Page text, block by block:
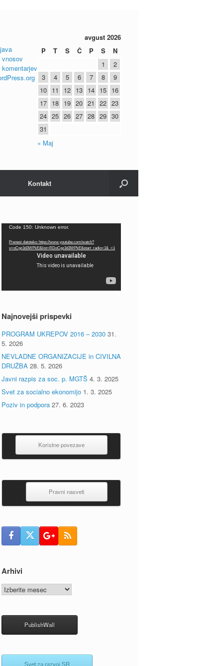
vnosov
komentarjev
avgust 2026
P
T S Č P S
N
1
2
3
4 5 6 7 8
9
10 11 12 13 14 15 16
17 18 19 20 21 22 23
24 25 26 27 28 29 30
31
« Maj
Kontakt
Predvajalnik
Code 150: Unknown error.
Prenesi datoteko: https://www.youtube.com/watch?
v=oCgz3d3WPkE&list=RDoCgz3d3WPkE&start_radio=1&_=1
Najnovejši prispevki
PROGRAM UKREPOV 2016 – 2030 31.
5. 2026
NEVLADNE ORGANIZACIJE in CIVILNA
DRUŽBA 28. 5. 2026
Javni razpis za soc. p. MGTŠ 4. 3. 2025
Svet za socialno ekonomijo 1. 3. 2025
Poziv in podpora 27. 6. 2023
Koristne povezave
Pravni nasveti
Arhivi
Arhivi
PublishWall
Svet za razvoj SR